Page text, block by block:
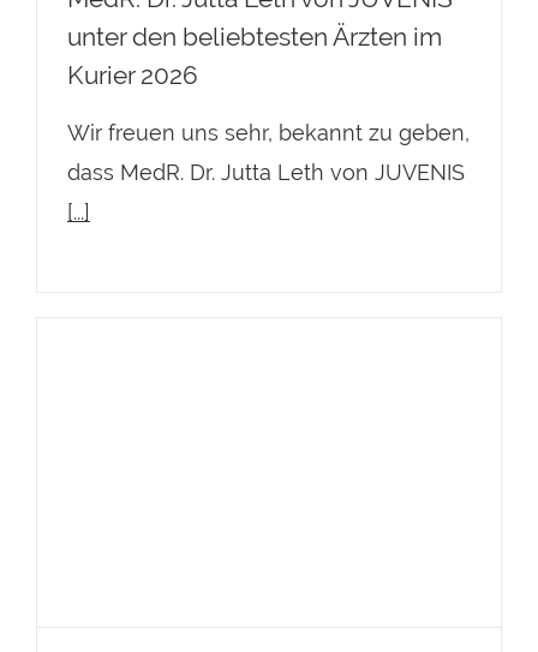
unter den beliebtesten Ärzten im
Kurier 2026
Wir freuen uns sehr, bekannt zu geben,
dass MedR. Dr. Jutta Leth von JUVENIS
[...]